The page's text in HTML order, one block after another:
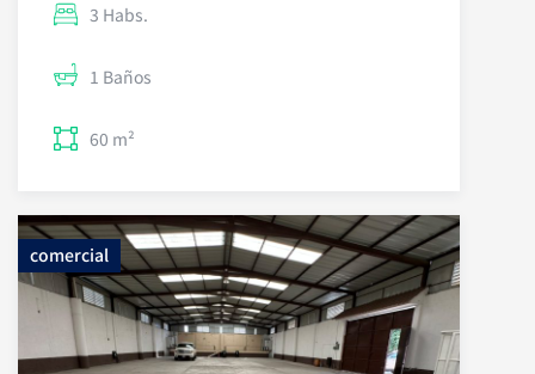
3 Habs.
1 Baños
60 m²
comercial